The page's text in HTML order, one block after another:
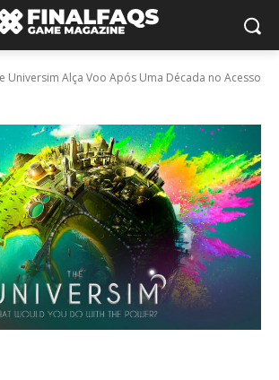
Universim Alça Voo Após Uma Década no Acesso